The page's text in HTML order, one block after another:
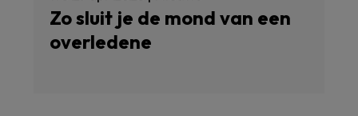
Zo sluit je de mond van een
overledene